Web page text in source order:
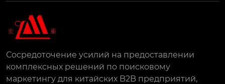
Сосредоточение усилий на предоставлении
комплексных решений по поисковому
маркетингу для китайских B2B предприятий,